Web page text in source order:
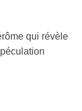
qui révèle